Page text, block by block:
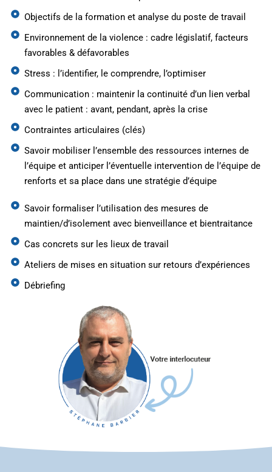
Objectifs de la formation et analyse du poste de travail
Environnement de la violence : cadre législatif, facteurs
favorables & défavorables
Stress : l’identifier, le comprendre, l’optimiser
Communication : maintenir la continuité d’un lien verbal
avec le patient : avant, pendant, après la crise
Contraintes articulaires (clés)
Savoir mobiliser l’ensemble des ressources internes de
l’équipe et anticiper l’éventuelle intervention de l’équipe de
renforts et sa place dans une stratégie d’équipe
Savoir formaliser l’utilisation des mesures de
maintien/d’isolement avec bienveillance et bientraitance
Cas concrets sur les lieux de travail
Ateliers de mises en situation sur retours d’expériences
Débriefing